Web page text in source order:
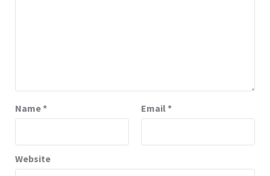
Name* Email*
Website